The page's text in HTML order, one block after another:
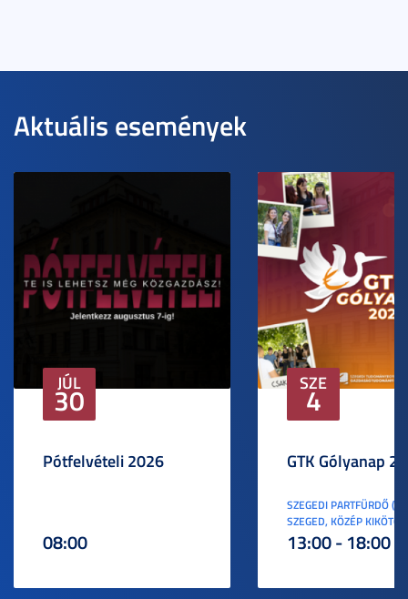
Aktuális események
JÚL
30
Pótfelvételi 2026
08:00
SZE
4
GTK Gólyanap
SZEGEDI PARTFÜRDŐ
SZEGED, KÖZÉP KIKÖTŐ
13:00 - 18:00